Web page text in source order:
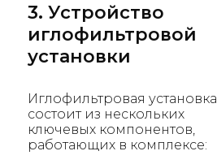
3. Устройство
иглофильтровой
установки
Иглофильтровая установка
состоит из нескольких
ключевых компонентов,
работающих в комплексе: